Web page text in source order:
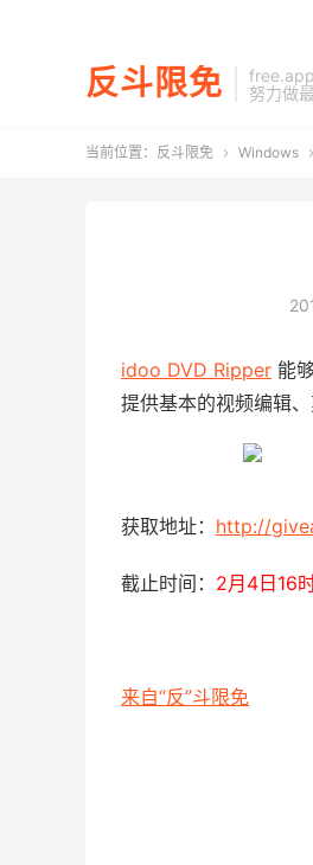
反斗限免
努力做
当前位置： 反斗限免  Windows 
idoo DVD Ripper 能
提供基本的视频编辑
获取地址： http://
截止时间： 2月4日16
来自“反”斗限免